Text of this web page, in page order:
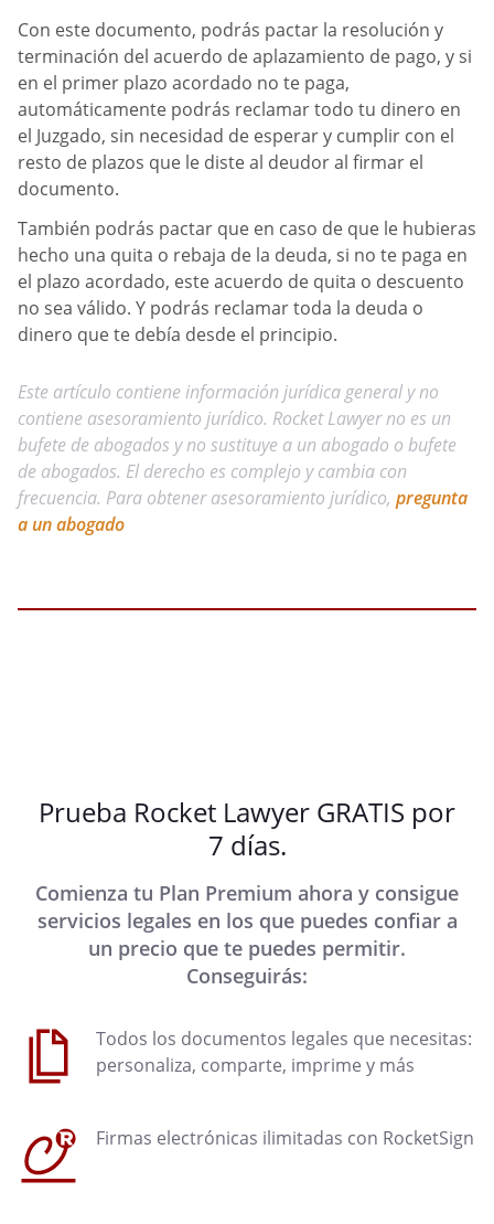
Con este documento, podrás pactar la resolución y
terminación del acuerdo de aplazamiento de pago, y si
en el primer plazo acordado no te paga,
automáticamente podrás reclamar todo tu dinero en
el Juzgado, sin necesidad de esperar y cumplir con el
resto de plazos que le diste al deudor al firmar el
documento.
También podrás pactar que en caso de que le hubieras
hecho una quita o rebaja de la deuda, si no te paga en
el plazo acordado, este acuerdo de quita o descuento
no sea válido. Y podrás reclamar toda la deuda o
dinero que te debía desde el principio.
Este artículo contiene información jurídica general y no
contiene asesoramiento jurídico. Rocket Lawyer no es un
bufete de abogados y no sustituye a un abogado o bufete
de abogados. El derecho es complejo y cambia con
frecuencia. Para obtener asesoramiento jurídico, pregunta
a un abogado
Prueba Rocket Lawyer GRATIS por
7 días.
Comienza tu Plan Premium ahora y consigue
servicios legales en los que puedes confiar a
un precio que te puedes permitir.
Conseguirás:
Todos los documentos legales que necesitas:
personaliza, comparte, imprime y más
Firmas electrónicas ilimitadas con RocketSign